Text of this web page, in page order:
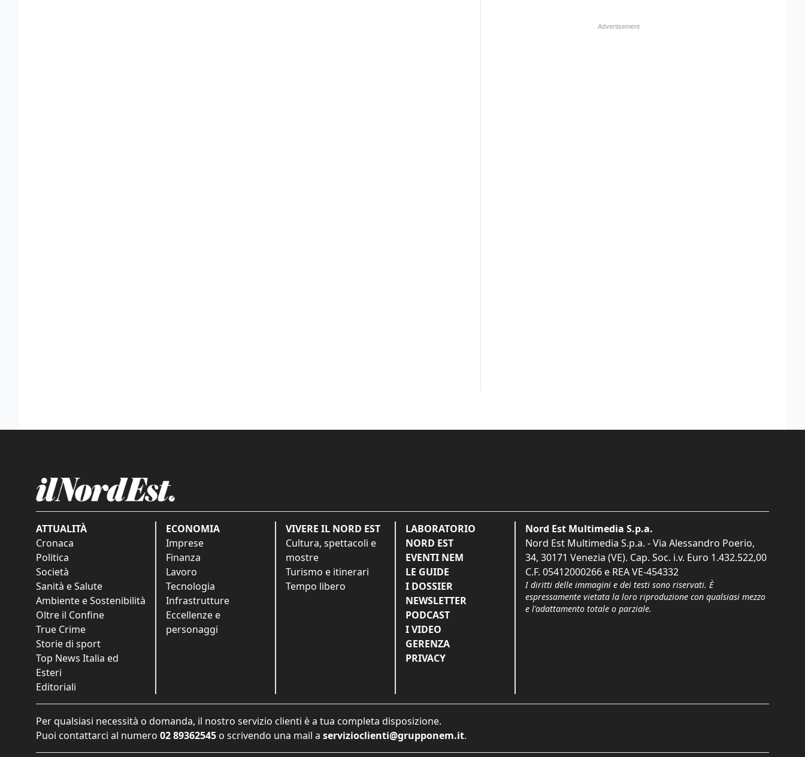
ATTUALITÀ
Cronaca
Politica
Società
Sanità e Salute
Ambiente e Sostenibilità
Oltre il Confine
True Crime
Storie di sport
Top News Italia ed
Esteri
Editoriali
ECONOMIA
Imprese
Finanza
Lavoro
Tecnologia
Infrastrutture
Eccellenze e
personaggi
VIVERE IL NORD EST
Cultura, spettacoli e
mostre
Turismo e itinerari
Tempo libero
LABORATORIO
NORD EST
EVENTI NEM
LE GUIDE
I DOSSIER
NEWSLETTER
PODCAST
I VIDEO
GERENZA
PRIVACY
Nord Est Multimedia S.p.a.
Nord Est Multimedia S.p.a. - Via Alessandro Poerio,
34, 30171 Venezia (VE). Cap. Soc. i.v. Euro 1.432.522,00
C.F. 05412000266 e REA VE-454332
I diritti delle immagini e dei testi sono riservati. È
espressamente vietata la loro riproduzione con qualsiasi mezzo
e l'adattamento totale o parziale.
Per qualsiasi necessità o domanda, il nostro servizio clienti è a tua completa disposizione.
Puoi contattarci al numero 02 89362545 o scrivendo una mail a servizioclienti@grupponem.it.